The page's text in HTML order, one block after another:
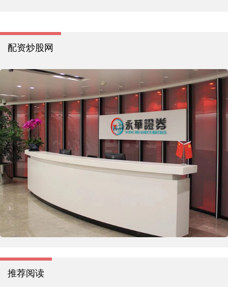
配资炒股网
推荐阅读